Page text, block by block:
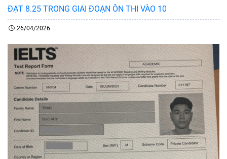
ĐẠT 8.25 TRONG GIAI ĐOẠN ÔN THI VÀO 10
26/04/2026